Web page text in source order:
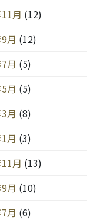
月 (12)
月 (12)
月 (5)
月 (5)
月 (8)
月 (3)
月 (13)
月 (10)
月 (6)